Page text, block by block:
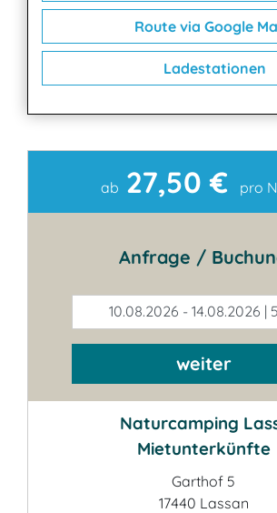
Route via Google
Ladestationen
Kontakt
ab 27,50 € pro
Anfrage /
10.08.2026 - 14.08.2026 |
weiter
Naturcamping
Mietunterkünfte
Garthof 5
17440 Lassan